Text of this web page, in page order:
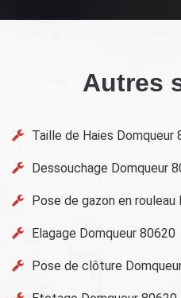
Autres
Taille de Haies Domqueur
Dessouchage Domqueur
Pose de gazon en rouleau
Elagage Domqueur 80620
Pose de clôture